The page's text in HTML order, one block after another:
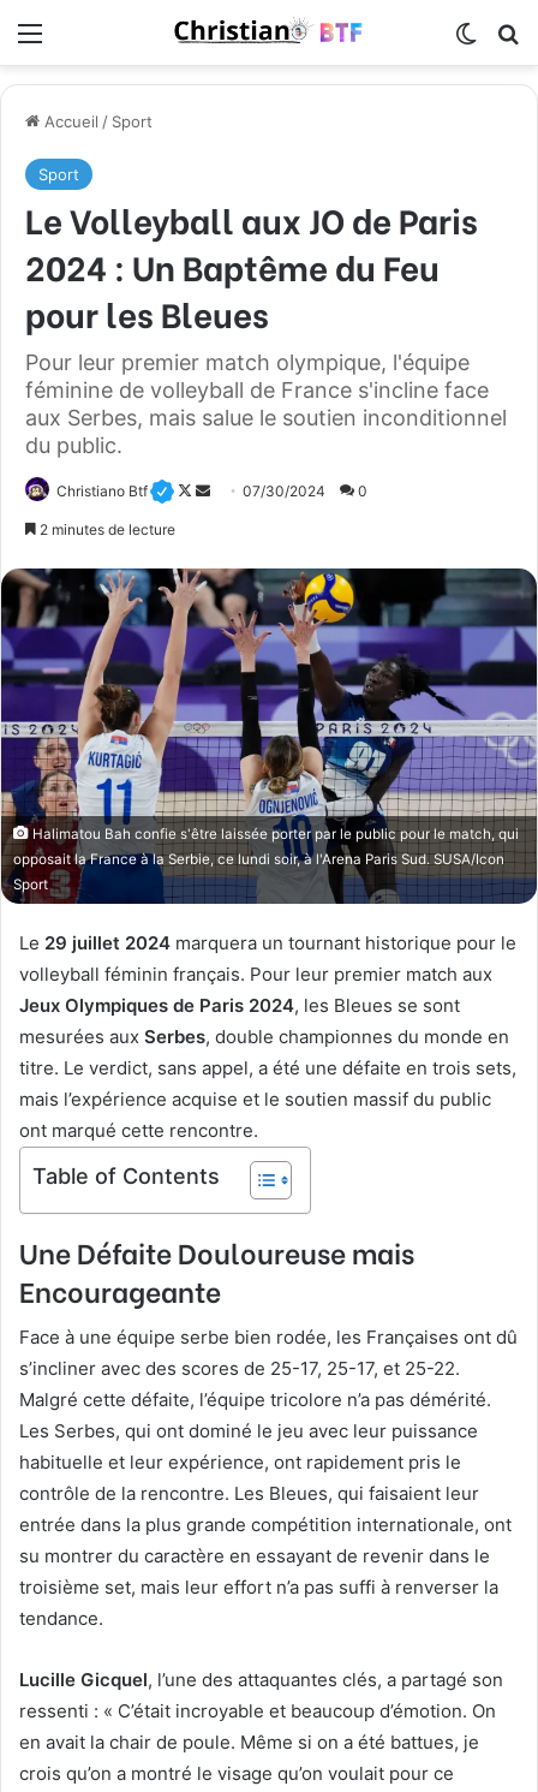
Accueil / Sport
Sport
Le Volleyball aux JO de Paris
2024 : Un Baptême du Feu
pour les Bleues
Pour leur premier match olympique, l'équipe
féminine de volleyball de France s'incline face
aux Serbes, mais salue le soutien inconditionnel
du public.
Christiano Btf
F
l
o
o
n
X
o
y
e
r
u
n
c
o
u
r
r
l
07/30/2024 0
2 minutes de lecture
Halimatou Bah confie s'être laissée porter par le public pour le match, qui
opposait la France à la Serbie, ce lundi soir, à l'Arena Paris Sud. SUSA/Icon
Sport
Le 29 juillet 2024 marquera un tournant historique pour le
volleyball féminin français. Pour leur premier match aux
Jeux Olympiques de Paris 2024, les Bleues se sont
mesurées aux Serbes, double championnes du monde en
titre. Le verdict, sans appel, a été une défaite en trois sets,
mais l’expérience acquise et le soutien massif du public
ont marqué cette rencontre.
Table of Contents
Une Défaite Douloureuse mais
Encourageante
Face à une équipe serbe bien rodée, les Françaises ont dû
s’incliner avec des scores de 25-17, 25-17, et 25-22.
Malgré cette défaite, l’équipe tricolore n’a pas démérité.
Les Serbes, qui ont dominé le jeu avec leur puissance
habituelle et leur expérience, ont rapidement pris le
contrôle de la rencontre. Les Bleues, qui faisaient leur
entrée dans la plus grande compétition internationale, ont
su montrer du caractère en essayant de revenir dans le
troisième set, mais leur effort n’a pas suffi à renverser la
tendance.
Lucille Gicquel, l’une des attaquantes clés, a partagé son
ressenti : « C’était incroyable et beaucoup d’émotion. On
en avait la chair de poule. Même si on a été battues, je
crois qu’on a montré le visage qu’on voulait pour ce